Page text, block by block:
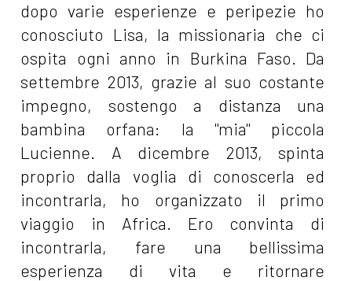
dopo varie esperienze e peripezie ho
conosciuto Lisa, la missionaria che ci
ospita ogni anno in Burkina Faso. Da
settembre 2013, grazie al suo costante
impegno, sostengo a distanza una
bambina orfana: la "mia" piccola
Lucienne. A dicembre 2013, spinta
proprio dalla voglia di conoscerla ed
incontrarla, ho organizzato il primo
viaggio in Africa. Ero convinta di
incontrarla, fare una bellissima
esperienza di vita e ritornare